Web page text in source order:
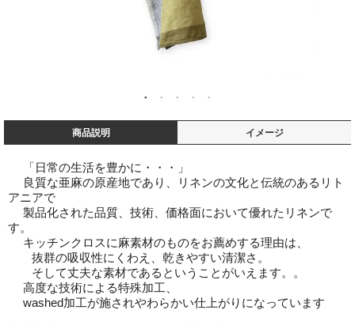
商品説明 イメージ
「日常の生活を豊かに・・・」
良質な亜麻の原産地であり、リネンの文化と伝統のあるリト
アニアで
製品化された品質、技術、価格面において優れたリネンで
す。
キッチンクロスに麻素材のものをお薦めする理由は、
抜群の吸収性にくわえ、乾きやすい清潔さ。
そして丈夫な素材であるということがいえます。。
高度な技術による特殊加工、
washed加工が施されやわらかい仕上がりになっています